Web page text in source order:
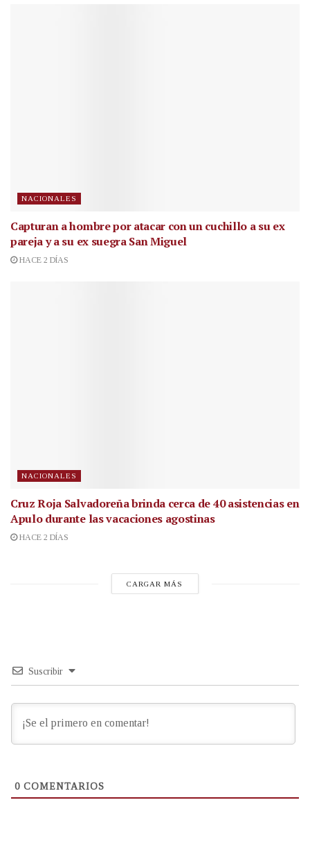
NACIONALES
Capturan a hombre por atacar con un cuchillo a su ex
pareja y a su ex suegra San Miguel
HACE 2 DÍAS
NACIONALES
Cruz Roja Salvadoreña brinda cerca de 40 asistencias en
Apulo durante las vacaciones agostinas
HACE 2 DÍAS
CARGAR MÁS
Suscribir
0 COMENTARIOS